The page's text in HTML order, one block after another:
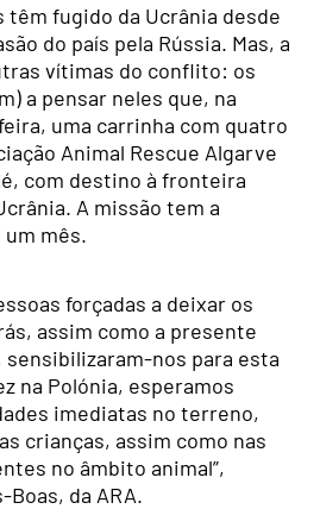
têm fugido da Ucrânia desde
do país pela Rússia. Mas, a
vítimas do conflito: os
a pensar neles que, na
uma carrinha com quatro
Animal Rescue Algarve
com destino à fronteira
A missão tem a
mês.
forçadas a deixar os
assim como a presente
nos para esta
na Polónia, esperamos
imediatas no terreno,
crianças, assim como nas
no âmbito animal”,
da ARA.